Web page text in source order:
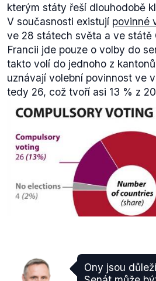
kterým státy řeší dlouhodobě
V současnosti existují povinné
ve 28 státech světa a ve státě
Francii jde pouze o volby do
takto volí do jednoho z
uznávají volební povinnost ve
tedy 26, což tvoří asi 13 % z
Povinná volební účast je
státech: Argentina, Austrálie,
Ony jsou